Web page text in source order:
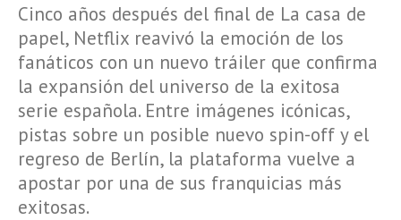
Cinco años después del final de La casa de
papel, Netflix reavivó la emoción de los
fanáticos con un nuevo tráiler que confirma
la expansión del universo de la exitosa
serie española. Entre imágenes icónicas,
pistas sobre un posible nuevo spin-off y el
regreso de Berlín, la plataforma vuelve a
apostar por una de sus franquicias más
exitosas.